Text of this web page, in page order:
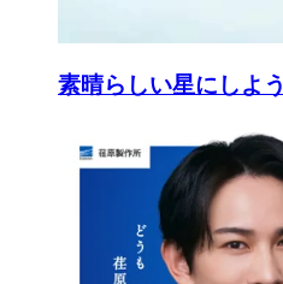
素晴らしい星にしよう